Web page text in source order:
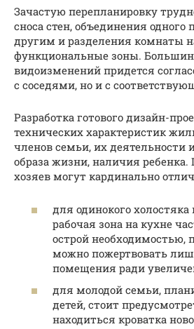
Зачастую перепланировку
сноса стен, объединения
другим и разделения комнаты
функциональные зоны.
видоизменений придется
с соседями, но и с
Разработка готового дизайн-
технических характеристик
членов семьи, их деятельности
образа жизни, наличия ребенка.
хозяев могут кардинально
для одинокого холостяка
рабочая зона на кухне
острой необходимостью,
можно пожертвовать
помещения ради
для молодой семьи,
детей, стоит
находиться кроватка